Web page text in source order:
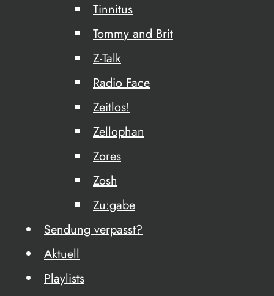
Tinnitus
Tommy and Brit
Z-Talk
Radio Face
Zeitlos!
Zellophan
Zores
Zosh
Zu:gabe
Sendung verpasst?
Aktuell
Playlists